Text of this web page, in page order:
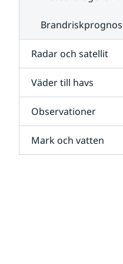
Radar och satellit
Väder till havs
Observationer
Mark och vatten